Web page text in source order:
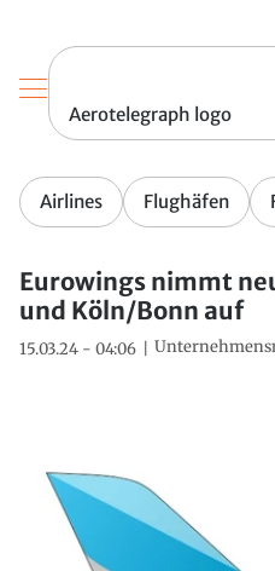
Aerotelegraph logo
Airlines Flughäfen
Eurowings nimmt
und Köln/Bonn auf
15.03.24 - 04:06